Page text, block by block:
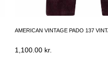
AMERICAN VINTAGE PADO 137
1,100.00 kr.